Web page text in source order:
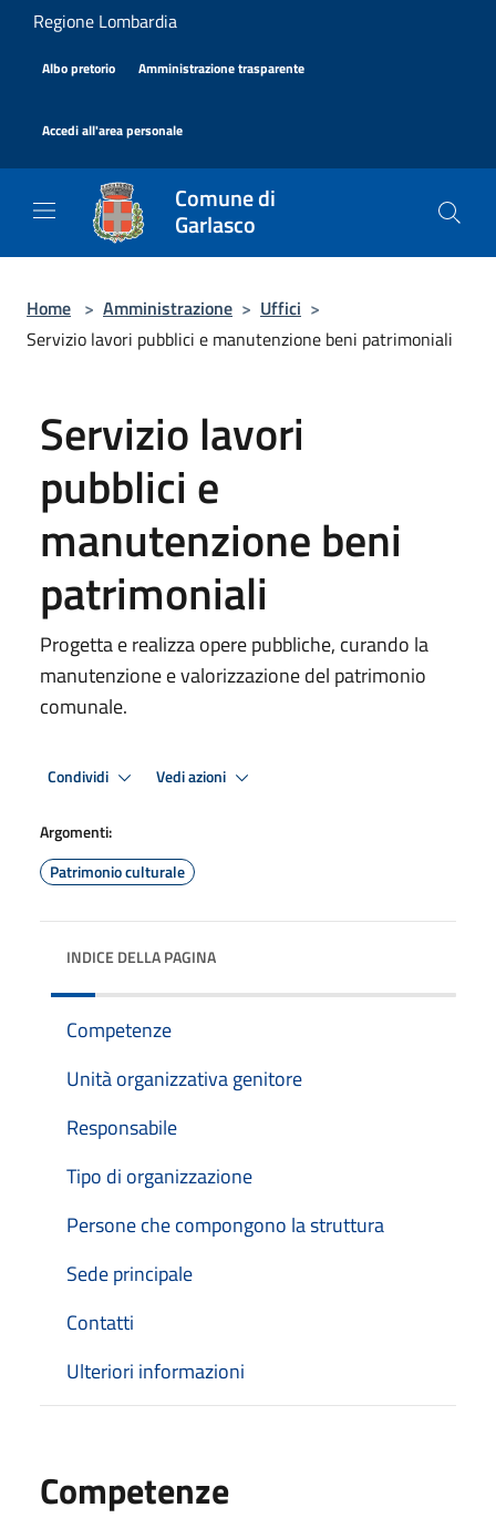
Salta al contenuto principale
Regione Lombardia
Albo pretorio Amministrazione trasparente
Accedi all'area personale
Comune di
Garlasco
Home > Amministrazione > Uffici >
Servizio lavori pubblici e manutenzione beni patrimoniali
Servizio lavori
pubblici e
manutenzione beni
patrimoniali
Progetta e realizza opere pubbliche, curando la
manutenzione e valorizzazione del patrimonio
comunale.
Condividi Vedi azioni
Argomenti:
Patrimonio culturale
INDICE DELLA PAGINA
Competenze
Unità organizzativa genitore
Responsabile
Tipo di organizzazione
Persone che compongono la struttura
Sede principale
Contatti
Ulteriori informazioni
Competenze